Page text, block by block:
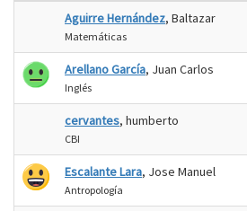
Aguirre Hernández, Baltazar
Matemáticas
Arellano García, Juan Carlos
Inglés
cervantes, humberto
CBI
Escalante Lara, Jose Manuel
Antropología